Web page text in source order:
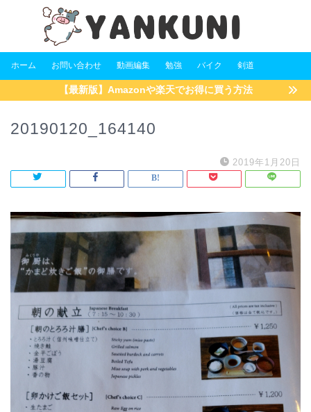
ホーム お問い合わせ 動画編集 勉強 バイク 剣道
【最新版】Amazonや楽天でお得に買う方法
20190120_164140
2019年1月20日